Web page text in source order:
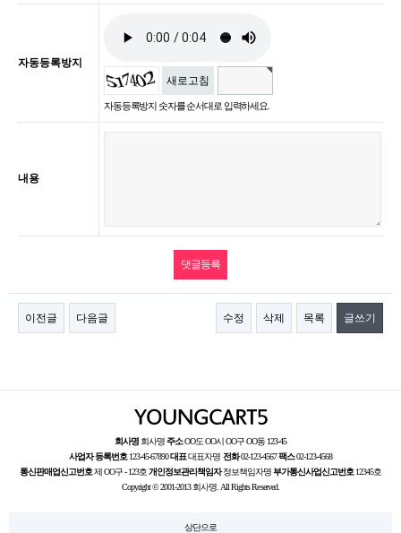
자동등록방지
새로고침
자동등록방지 숫자를 순서대로 입력하세요.
내용
이전글 다음글 수정 삭제 목록 글쓰기
회사명회사명주소OO도 OO시 OO구 OO동 123-45
사업자 등록번호123-45-67890대표대표자명 전화02-123-4567 팩스02-123-4568
통신판매업신고번호제 OO구 - 123호개인정보관리책임자정보책임자명부가통신사업신고번호12345호
Copyright © 2001-2013 회사명. All Rights Reserved.
상단으로